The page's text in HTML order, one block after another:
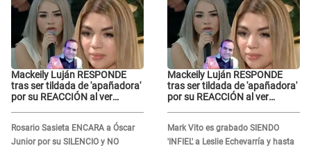
Mackeily Luján RESPONDE
tras ser tildada de 'apañadora'
por su REACCIÓN al ver
acoso: "No sabía la magnitud"
Rosario Sasieta ENCARA a Óscar
Junior por su SILENCIO y NO
Mackeily Luján RESPONDE
tras ser tildada de 'apañadora'
por su REACCIÓN al ver
Mark Vito es grabado SIENDO
'INFIEL' a Leslie Echevarría y hasta